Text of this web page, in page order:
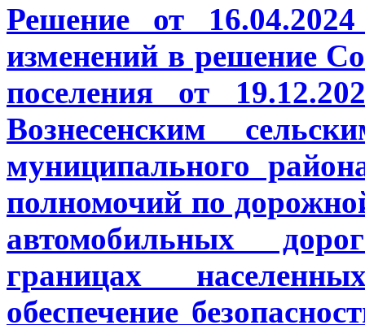
Решение от
изменений в решение
поселения от
Вознесенским
муниципального
полномочий по
автомобильных
границах
обеспечение